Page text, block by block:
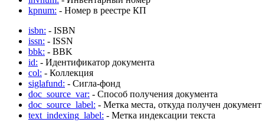
kpnum: - Номер в реестре КП
isbn: - ISBN
issn: - ISSN
bbk: - BBK
id: - Идентификатор документа
col: - Коллекция
siglafund: - Сигла-фонд
doc_source_var: - Способ получения документа
doc_source_label: - Метка места, откуда получен документ
text_indexing_label: - Метка индексации текста